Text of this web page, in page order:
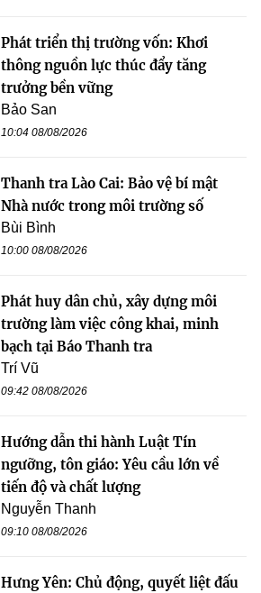
Phát triển thị trường vốn: Khơi
thông nguồn lực thúc đẩy tăng
trưởng bền vững
Bảo San
10:04 08/08/2026
Thanh tra Lào Cai: Bảo vệ bí mật
Nhà nước trong môi trường số
Bùi Bình
10:00 08/08/2026
Phát huy dân chủ, xây dựng môi
trường làm việc công khai, minh
bạch tại Báo Thanh tra
Trí Vũ
09:42 08/08/2026
Hướng dẫn thi hành Luật Tín
ngưỡng, tôn giáo: Yêu cầu lớn về
tiến độ và chất lượng
Nguyễn Thanh
09:10 08/08/2026
Hưng Yên: Chủ động, quyết liệt đấu